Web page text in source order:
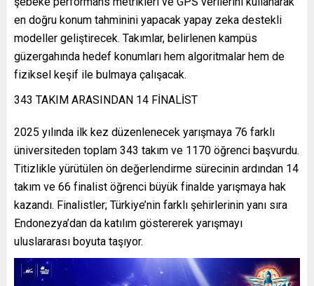
en doğru konum tahminini yapacak yapay zeka destekli
modeller geliştirecek. Takımlar, belirlenen kampüs
güzergahında hedef konumları hem algoritmalar hem de
fiziksel keşif ile bulmaya çalışacak.
343 TAKIM ARASINDAN 14 FİNALİST
2025 yılında ilk kez düzenlenecek yarışmaya 76 farklı
üniversiteden toplam 343 takım ve 1170 öğrenci başvurdu.
Titizlikle yürütülen ön değerlendirme sürecinin ardından 14
takım ve 66 finalist öğrenci büyük finalde yarışmaya hak
kazandı. Finalistler; Türkiye’nin farklı şehirlerinin yanı sıra
Endonezya’dan da katılım göstererek yarışmayı
uluslararası boyuta taşıyor.